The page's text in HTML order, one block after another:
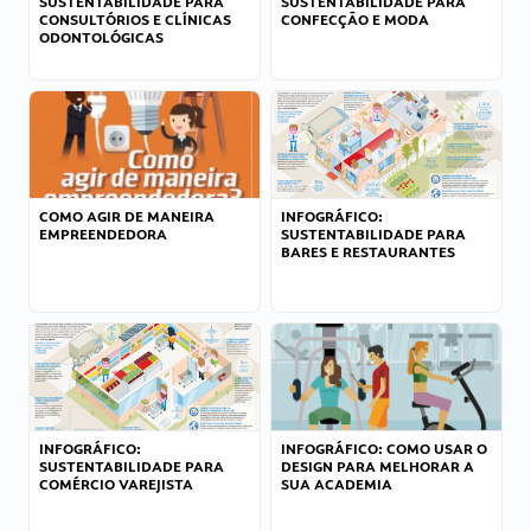
CONSULTÓRIOS E CLÍNICAS
ODONTOLÓGICAS
CONFECÇÃO E MODA
COMO AGIR DE MANEIRA
EMPREENDEDORA
INFOGRÁFICO:
SUSTENTABILIDADE PARA
BARES E RESTAURANTES
INFOGRÁFICO:
SUSTENTABILIDADE PARA
COMÉRCIO VAREJISTA
INFOGRÁFICO: COMO USAR O
DESIGN PARA MELHORAR A
SUA ACADEMIA